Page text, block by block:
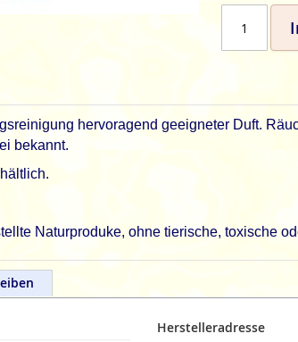
hervoragend geeigneter Duft.
bekannt.
Naturproduke, ohne tierische, toxische
Herstelleradresse